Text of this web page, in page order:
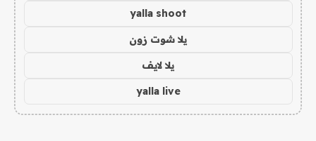
yalla shoot
يلا شوت زون
يلا لايف
yalla live